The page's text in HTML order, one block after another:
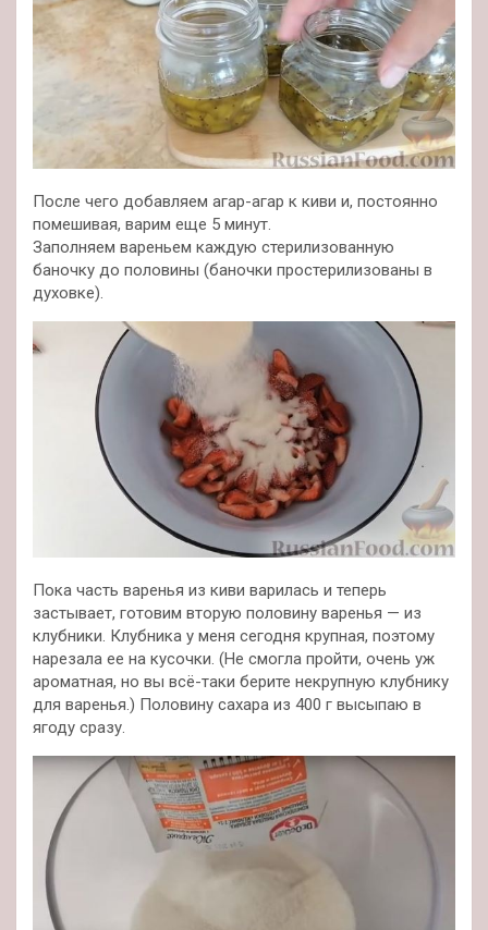
После чего добавляем агар-агар к киви и, постоянно
помешивая, варим еще 5 минут.
Заполняем вареньем каждую стерилизованную
баночку до половины (баночки простерилизованы в
духовке).
Пока часть варенья из киви варилась и теперь
застывает, готовим вторую половину варенья — из
клубники. Клубника у меня сегодня крупная, поэтому
нарезала ее на кусочки. (Не смогла пройти, очень уж
ароматная, но вы всё-таки берите некрупную клубнику
для варенья.) Половину сахара из 400 г высыпаю в
ягоду сразу.